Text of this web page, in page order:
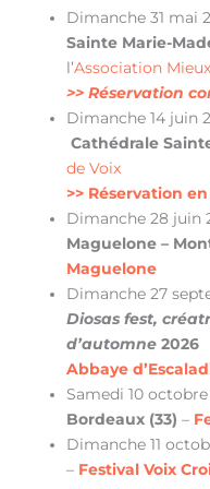
Dimanche 31 mai
Sainte Marie-
l’Association
>> Réservation
Dimanche 14 juin
Cathédrale
de Voix
>> Réservation
Dimanche 28 juin
Maguelone –
Maguelone
Dimanche 27
Diosas fest,
d’automne 2026
Abbaye
Samedi 10 octobre
Bordeaux (33) –
Dimanche 11
– Festival Voix